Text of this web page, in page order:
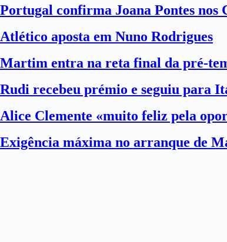
Portugal confirma Joana Pontes nos
Atlético aposta em Nuno Rodrigues
Martim entra na reta final da pré-
Rudi recebeu prémio e seguiu para
Alice Clemente «muito feliz pela
Exigência máxima no arranque de